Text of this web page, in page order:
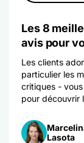
Les 8
avis pour
Les clients
particulier les
critiques -
pour découvrir
Lasota